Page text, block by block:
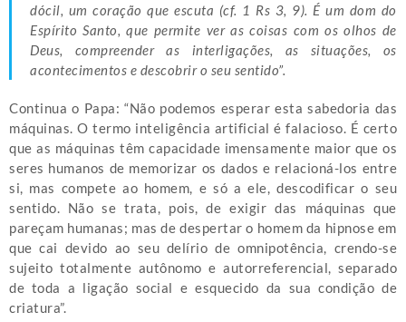
dócil, um coração que escuta (cf. 1 Rs 3, 9). É um dom do
Espírito Santo, que permite ver as coisas com os olhos de
Deus, compreender as interligações, as situações, os
acontecimentos e descobrir o seu sentido”.
Continua o Papa: “Não podemos esperar esta sabedoria das
máquinas. O termo inteligência artificial é falacioso. É certo
que as máquinas têm capacidade imensamente maior que os
seres humanos de memorizar os dados e relacioná-los entre
si, mas compete ao homem, e só a ele, descodificar o seu
sentido. Não se trata, pois, de exigir das máquinas que
pareçam humanas; mas de despertar o homem da hipnose em
que cai devido ao seu delírio de omnipotência, crendo-se
sujeito totalmente autônomo e autorreferencial, separado
de toda a ligação social e esquecido da sua condição de
criatura”.